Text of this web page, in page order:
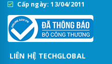
Cấp ngày: 13/04/2011
LIÊN HỆ TECHGLOBAL